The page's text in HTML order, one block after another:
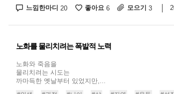
느낌한마디 20 좋아요 6 모으기 3
노화를 물리치려는 폭발적 노력
노화와 죽음을
물리치려는 시도는
까마득한 옛날부터 있었지만,...